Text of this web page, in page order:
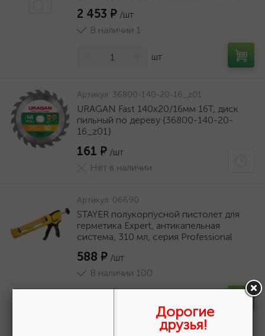
2 453 ₽ /шт
В наличии 1
шт
Артикул: 36800-140-20-16_z01
URAGAN Fast 140x20/16мм 16Т, диск
пильный по дереву {36800-140-20-
16_z01}
161 ₽ /шт
Нет в наличии
Артикул: 06690
STAYER полукорпусной пистолет для
герметика Expert, антикапельная
система, 310 мл, серия Professional
588 ₽ /шт
В наличии 100
Дорогие
друзья!